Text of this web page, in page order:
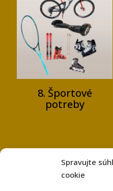
Spravujte
cookie
8. Športové
potreby